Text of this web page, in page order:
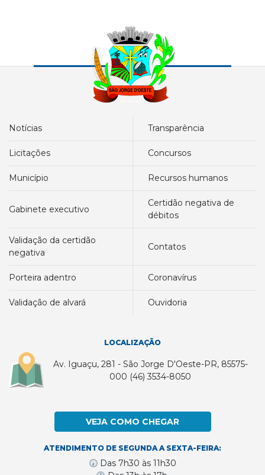
notícias transparência
licitações concursos
município recursos humanos
gabinete executivo
certidão negativa de
débitos
validação da certidão
negativa
contatos
porteira adentro coronavírus
validação de alvará ouvidoria
LOCALIZAÇÃO
Av. Iguaçu, 281 - São Jorge D'Oeste-PR, 85575-
000 (46) 3534-8050
VEJA COMO CHEGAR
ATENDIMENTO DE SEGUNDA A SEXTA-FEIRA:
Das 7h30 às 11h30